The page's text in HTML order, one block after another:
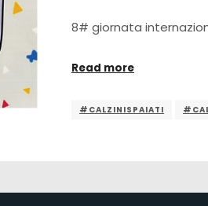
8# giornata
Read more
#CALZINISPAIATI